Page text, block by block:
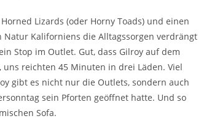
Lizards (oder Horny Toads) und einen
Kaliforniens die Alltagssorgen verdrängt
Stop im Outlet. Gut, dass Gilroy auf dem
reichten 45 Minuten in drei Läden. Viel
gibt es nicht nur die Outlets, sondern auch
sein Pforten geöffnet hatte. Und so
Sofa.